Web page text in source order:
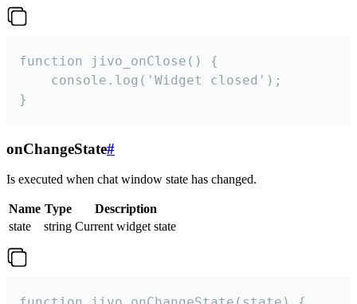
function jivo_onClose() {
    console.log('Widget closed');
}
onChangeState#
Is executed when chat window state has changed.
Name Type
Description
state
string Current widget state